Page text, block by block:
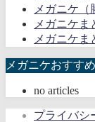
メガニケ
メガニケま
メガニケま
メガニケおすす
no articles
プライバシ